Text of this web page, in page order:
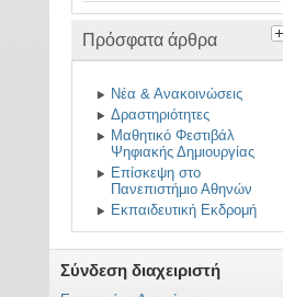
Πρόσφατα άρθρα
Νέα & Ανακοινώσεις
Δραστηριότητες
Μαθητικό Φεστιβάλ
Ψηφιακής Δημιουργίας
Επίσκεψη στο
Πανεπιστήμιο Αθηνών
Εκπαιδευτική Εκδρομή
Σύνδεση διαχειριστή